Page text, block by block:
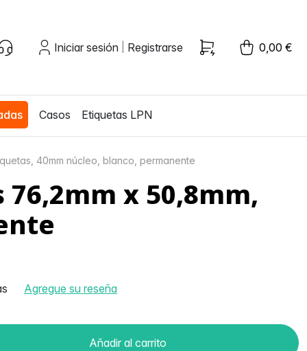
Iniciar sesión Registrarse 0,00 €
Casos Etiquetas LPN
40mm núcleo, blanco, permanente
x 50,8mm,
Agregue su reseña
Añadir al carrito